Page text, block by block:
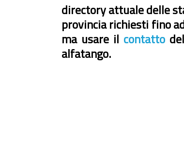
directory attuale delle
provincia richiesti fino
ma usare il contattodel
alfatango.